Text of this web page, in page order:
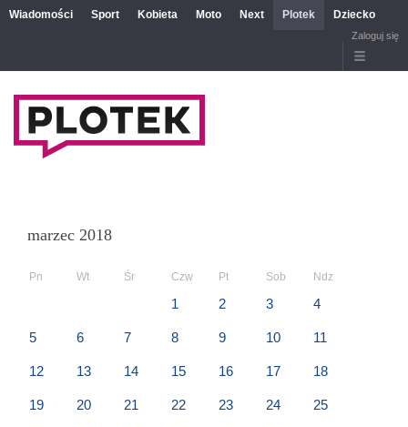
Wiadomości Sport Kobieta Moto Next Plotek Dziecko
Zaloguj się
marzec 2018
Pn Wt Śr Czw Pt Sob Ndz
1 2 3 4
5 6 7 8 9 10 11
12 13 14 15 16 17 18
19 20 21 22 23 24 25